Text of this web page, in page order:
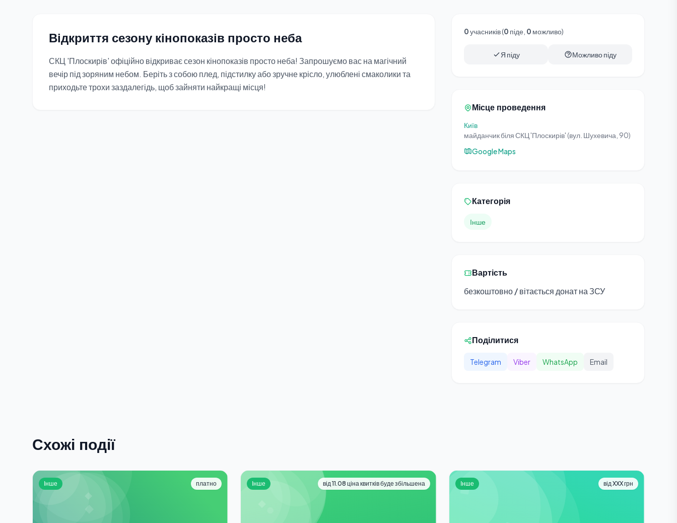
Відкриття сезону кінопоказів просто неба
СКЦ 'Плоскирів' офіційно відкриває сезон кінопоказів просто неба! Запрошуємо вас на магічний
вечір під зоряним небом. Беріть з собою плед, підстилку або зручне крісло, улюблені смаколики та
приходьте трохи заздалегідь, щоб зайняти найкращі місця!
0учасників (0 піде, 0 можливо)
Я піду Можливо піду
Місце проведення
Київ
майданчик біля СКЦ 'Плоскирів' (вул. Шухевича, 90)
Google Maps
Категорія
Інше
Вартість
безкоштовно / вітається донат на ЗСУ
Поділитися
Telegram Viber WhatsApp Email
Схожі події
Інше платно Інше від 11.08 ціна квитків буде збільшена Інше від XXX грн